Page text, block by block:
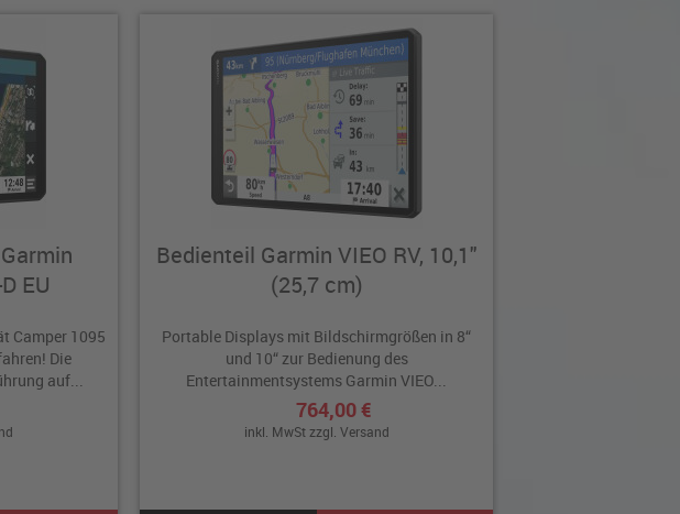
EU
Camper 1095
Die
auf...
Bedienteil Garmin VIEO RV, 10,1"
(25,7 cm)
Portable Displays mit Bildschirmgrößen in 8“
und 10“ zur Bedienung des
Entertainmentsystems Garmin VIEO...
764,00 €
inkl. MwSt zzgl. Versand